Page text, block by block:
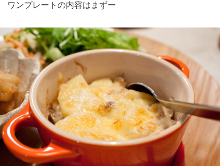
ワンプレートの内容はまずー